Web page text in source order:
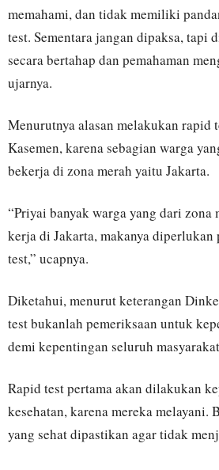
memahami, dan tidak memiliki
test. Sementara jangan dipaksa, tapi
secara bertahap dan pemahaman
ujarnya.
Menurutnya alasan melakukan rapid
Kasemen, karena sebagian warga
bekerja di zona merah yaitu Jakarta.
“Priyai banyak warga yang dari zona
kerja di Jakarta, makanya diperlukan
test,” ucapnya.
Diketahui, menurut keterangan
test bukanlah pemeriksaan untuk
demi kepentingan seluruh
Rapid test pertama akan dilakukan
kesehatan, karena mereka melayani.
yang sehat dipastikan agar tidak